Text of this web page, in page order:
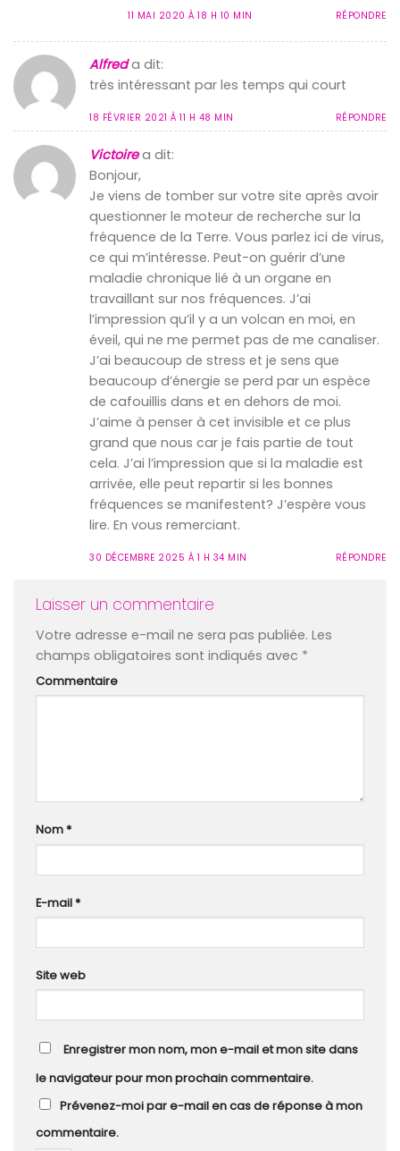
11 MAI 2020 À 18 H 10 MIN RÉPONDRE
Alfred a dit:
très intéressant par les temps qui court
18 FÉVRIER 2021 À 11 H 48 MIN RÉPONDRE
Victoire a dit:
Bonjour,
Je viens de tomber sur votre site après avoir
questionner le moteur de recherche sur la
fréquence de la Terre. Vous parlez ici de virus,
ce qui m’intéresse. Peut-on guérir d’une
maladie chronique lié à un organe en
travaillant sur nos fréquences. J’ai
l’impression qu’il y a un volcan en moi, en
éveil, qui ne me permet pas de me canaliser.
J’ai beaucoup de stress et je sens que
beaucoup d’énergie se perd par un espèce
de cafouillis dans et en dehors de moi.
J’aime à penser à cet invisible et ce plus
grand que nous car je fais partie de tout
cela. J’ai l’impression que si la maladie est
arrivée, elle peut repartir si les bonnes
fréquences se manifestent? J’espère vous
lire. En vous remerciant.
30 DÉCEMBRE 2025 À 1 H 34 MIN RÉPONDRE
Laisser un commentaire
Votre adresse e-mail ne sera pas publiée. Les
champs obligatoires sont indiqués avec *
Commentaire
Nom*
E-mail*
Site web
Enregistrer mon nom, mon e-mail et mon site dans
le navigateur pour mon prochain commentaire.
Prévenez-moi par e-mail en cas de réponse à mon
commentaire.